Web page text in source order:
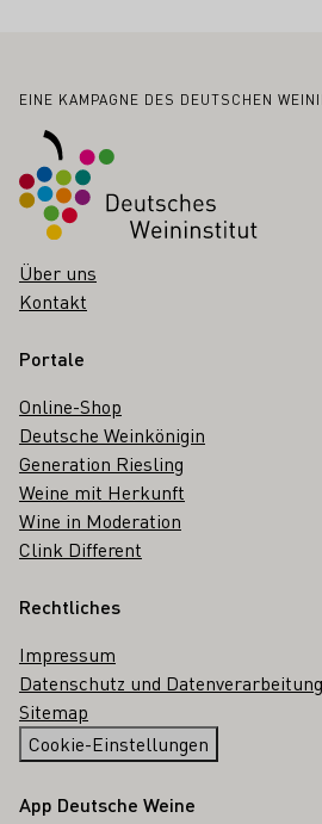
Fußbereich
EINE KAMPAGNE DES DEUTSCHEN
Über uns
Kontakt
Portale
Online-Shop
Deutsche Weinkönigin
Generation Riesling
Weine mit Herkunft
Wine in Moderation
Clink Different
Rechtliches
Impressum
Datenschutz und Datenverarbeitung
Sitemap
Cookie-Einstellungen
App Deutsche Weine